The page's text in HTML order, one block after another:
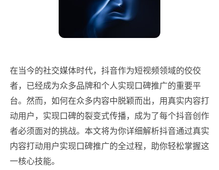
在当今的社交媒体时代，抖音作为短视频领域的佼佼
者，已经成为众多品牌和个人实现口碑推广的重要平
台。然而，如何在众多内容中脱颖而出，用真实内容打
动用户，实现口碑的裂变式传播，成为了每个抖音创作
者必须面对的挑战。本文将为你详细解析抖音通过真实
内容打动用户实现口碑推广的全过程，助你轻松掌握这
一核心技能。